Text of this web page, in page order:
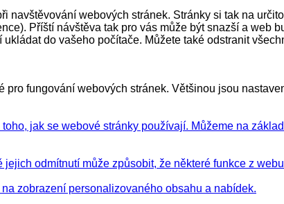
webových stránek. Stránky si tak na
Příští návštěva tak pro vás může být snazší a web
do vašeho počítače. Můžete také odstranit
fungování webových stránek. Většinou jsou
jak se webové stránky používají. Můžeme na
odmítnutí může způsobit, že některé funkce z
zobrazení personalizovaného obsahu a nabídek.